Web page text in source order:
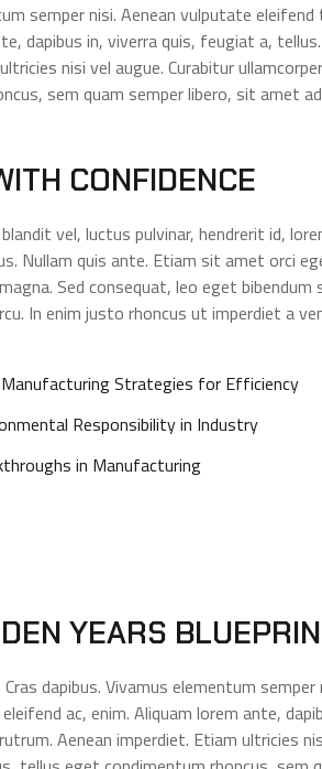
semper nisi. Aenean vulputate
dapibus in, viverra quis, feugiat a,
nisi vel augue. Curabitur
sem quam semper libero, sit amet
CONFIDENCE
vel, luctus pulvinar, hendrerit id,
Nullam quis ante. Etiam sit amet orci
Sed consequat, leo eget
In enim justo rhoncus ut imperdiet a
Manufacturing Strategies for Efficiency
Responsibility in Industry
in Manufacturing
YEARS
dapibus. Vivamus elementum
ac, enim. Aliquam lorem ante,
Aenean imperdiet. Etiam ultricies